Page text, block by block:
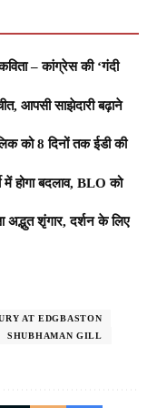
– कांग्रेस की ‘गंदी
आपसी साझेदारी बढ़ाने
को 8 दिनों तक ईडी की
में होगा बदलाव, BLO को
अद्भुत शृंगार, दर्शन के लिए
AT EDGBASTON
SHUBHAMAN GILL